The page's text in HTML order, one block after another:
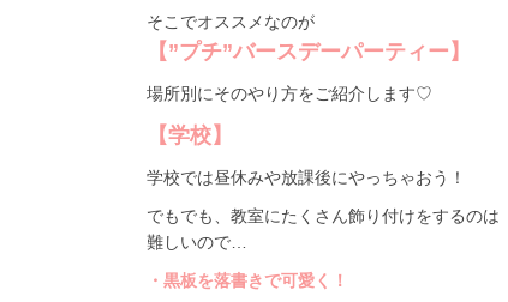
そこでオススメなのが
【”プチ”バースデーパーティー】
場所別にそのやり方をご紹介します♡
【学校】
学校では昼休みや放課後にやっちゃおう！
でもでも、教室にたくさん飾り付けをするのは
難しいので…
・黒板を落書きで可愛く！